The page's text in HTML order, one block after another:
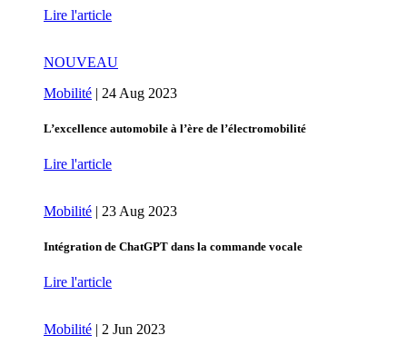
Lire l'article
NOUVEAU
Mobilité | 24 Aug 2023
L’excellence automobile à l’ère de l’électromobilité
Lire l'article
Mobilité | 23 Aug 2023
Intégration de ChatGPT dans la commande vocale
Lire l'article
Mobilité 2 Jun 2023